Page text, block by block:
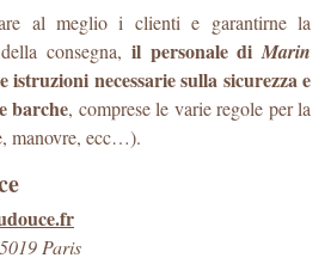
al meglio i clienti e garantirne la
consegna, il personale di Marin
istruzioni necessarie sulla sicurezza e
barche, comprese le varie regole per la
manovre, ecc…).
Paris